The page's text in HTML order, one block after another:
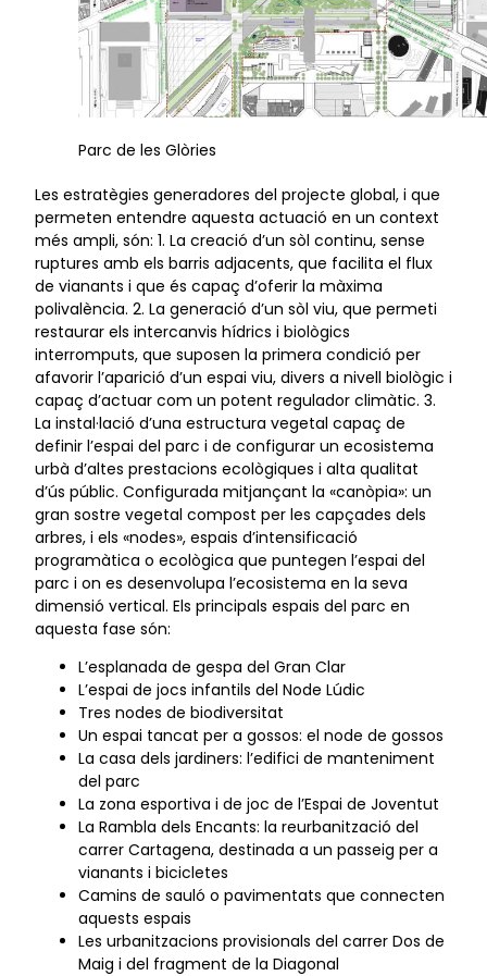
Parc de les Glòries
Les estratègies generadores del projecte global, i que
permeten entendre aquesta actuació en un context
més ampli, són: 1. La creació d’un sòl continu, sense
ruptures amb els barris adjacents, que facilita el flux
de vianants i que és capaç d’oferir la màxima
polivalència. 2. La generació d’un sòl viu, que permeti
restaurar els intercanvis hídrics i biològics
interromputs, que suposen la primera condició per
afavorir l’aparició d’un espai viu, divers a nivell biològic i
capaç d’actuar com un potent regulador climàtic. 3.
La instal·lació d’una estructura vegetal capaç de
definir l’espai del parc i de configurar un ecosistema
urbà d’altes prestacions ecològiques i alta qualitat
d’ús públic. Configurada mitjançant la «canòpia»: un
gran sostre vegetal compost per les capçades dels
arbres, i els «nodes», espais d’intensificació
programàtica o ecològica que puntegen l’espai del
parc i on es desenvolupa l’ecosistema en la seva
dimensió vertical. Els principals espais del parc en
aquesta fase són:
L’esplanada de gespa del Gran Clar
L’espai de jocs infantils del Node Lúdic
Tres nodes de biodiversitat
Un espai tancat per a gossos: el node de gossos
La casa dels jardiners: l’edifici de manteniment
del parc
La zona esportiva i de joc de l’Espai de Joventut
La Rambla dels Encants: la reurbanització del
carrer Cartagena, destinada a un passeig per a
vianants i bicicletes
Camins de sauló o pavimentats que connecten
aquests espais
Les urbanitzacions provisionals del carrer Dos de
Maig i del fragment de la Diagonal